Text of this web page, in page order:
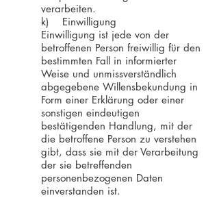
verarbeiten.
k) Einwilligung
Einwilligung ist jede von der
betroffenen Person freiwillig für den
bestimmten Fall in informierter
Weise und unmissverständlich
abgegebene Willensbekundung in
Form einer Erklärung oder einer
sonstigen eindeutigen
bestätigenden Handlung, mit der
die betroffene Person zu verstehen
gibt, dass sie mit der Verarbeitung
der sie betreffenden
personenbezogenen Daten
einverstanden ist.